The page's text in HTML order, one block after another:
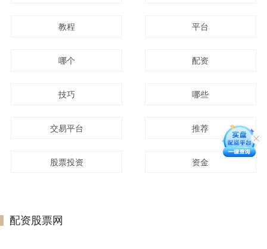
教程 平台
哪个 配资
技巧 哪些
交易平台 推荐
股票投资 资金
配资股票网